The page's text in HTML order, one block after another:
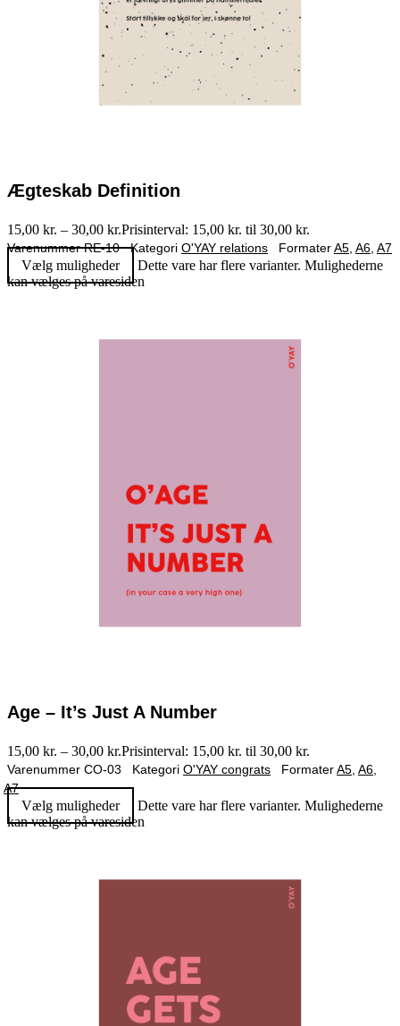
Ægteskab Definition
15,00 kr. – 30,00 kr.Prisinterval: 15,00 kr. til 30,00 kr.
VarenummerRE-10 Kategori O'YAY relations FormaterA5 A6 A7
Vælg muligheder
Dette vare har flere varianter. Mulighederne
kan vælges på varesiden
Age – It’s Just A Number
15,00 kr. – 30,00 kr.Prisinterval: 15,00 kr. til 30,00 kr.
Varenummer CO-03 Kategori O'YAY congrats FormaterA5 A6
A7
Vælg muligheder
Dette vare har flere varianter. Mulighederne
kan vælges på varesiden